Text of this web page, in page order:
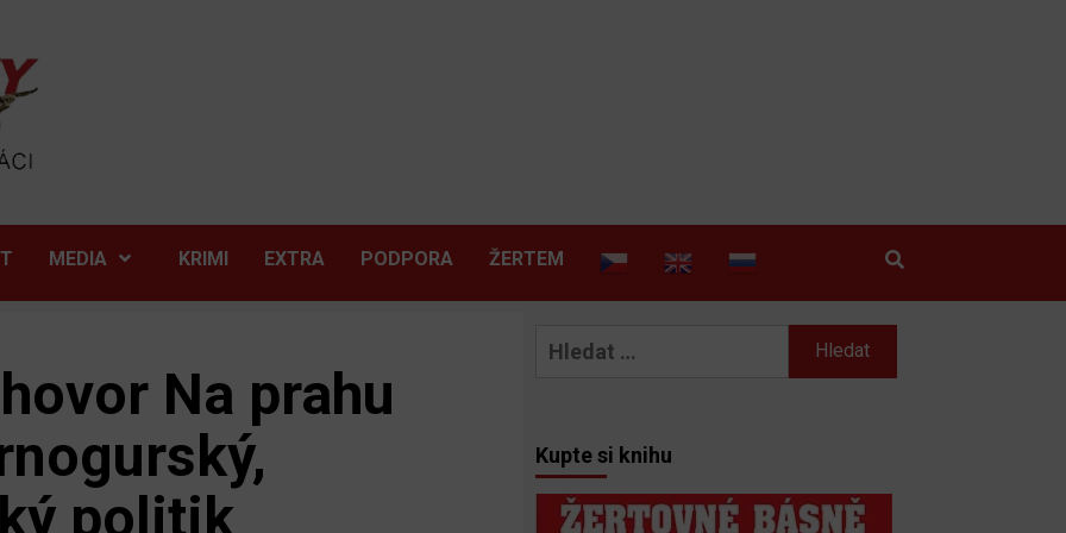
MEDIA KRIMI EXTRA PODPORA ŽERTEM
Na prahu
politik
Vyhledávání
Kupte si knihu